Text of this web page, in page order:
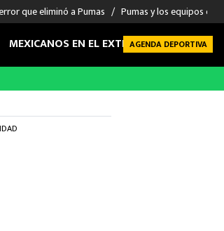
que eliminó a Pumas Pumas y los equipos
MEXICANOS EN EL EXTRANJERO FUTBOL
AGENDA DEPORTIVA